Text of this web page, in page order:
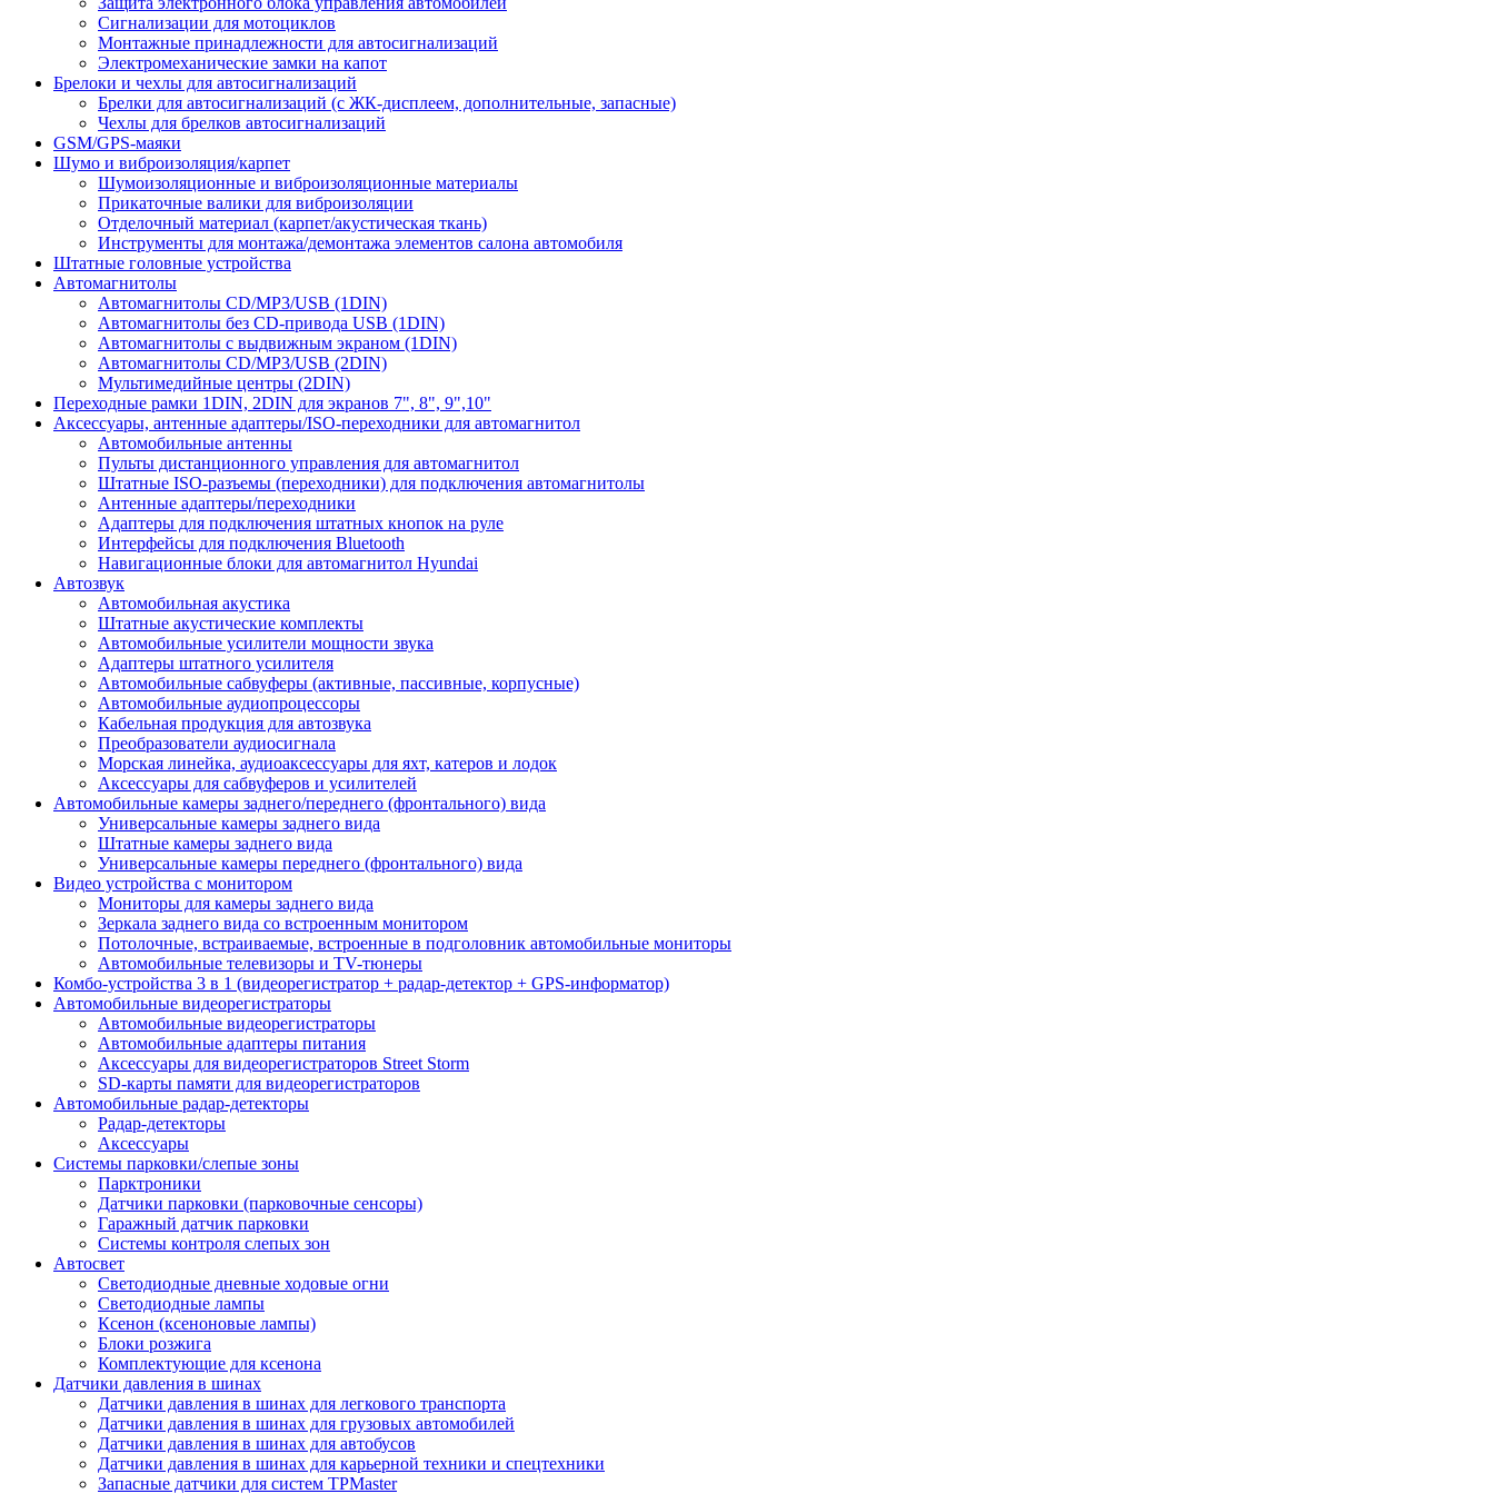
Сигнализации для мотоциклов
Монтажные принадлежности для автосигнализаций
Электромеханические замки на капот
Брелоки и чехлы для автосигнализаций
Брелки для автосигнализаций (с ЖК-дисплеем, дополнительные, запасные)
Чехлы для брелков автосигнализаций
GSM/GPS-маяки
Шумо и виброизоляция/карпет
Шумоизоляционные и виброизоляционные материалы
Прикаточные валики для виброизоляции
Отделочный материал (карпет/акустическая ткань)
Инструменты для монтажа/демонтажа элементов салона автомобиля
Штатные головные устройства
Автомагнитолы
Автомагнитолы CD/MP3/USB (1DIN)
Автомагнитолы без CD-привода USB (1DIN)
Автомагнитолы с выдвижным экраном (1DIN)
Автомагнитолы CD/MP3/USB (2DIN)
Мультимедийные центры (2DIN)
Переходные рамки 1DIN, 2DIN для экранов 7", 8", 9",10"
Аксессуары, антенные адаптеры/ISO-переходники для автомагнитол
Автомобильные антенны
Пульты дистанционного управления для автомагнитол
Штатные ISO-разъемы (переходники) для подключения автомагнитолы
Антенные адаптеры/переходники
Адаптеры для подключения штатных кнопок на руле
Интерфейсы для подключения Bluetooth
Навигационные блоки для автомагнитол Hyundai
Автозвук
Автомобильная акустика
Штатные акустические комплекты
Автомобильные усилители мощности звука
Адаптеры штатного усилителя
Автомобильные сабвуферы (активные, пассивные, корпусные)
Автомобильные аудиопроцессоры
Кабельная продукция для автозвука
Преобразователи аудиосигнала
Морская линейка, аудиоаксессуары для яхт, катеров и лодок
Аксессуары для сабвуферов и усилителей
Автомобильные камеры заднего/переднего (фронтального) вида
Универсальные камеры заднего вида
Штатные камеры заднего вида
Универсальные камеры переднего (фронтального) вида
Видео устройства c монитором
Мониторы для камеры заднего вида
Зеркала заднего вида со встроенным монитором
Потолочные, встраиваемые, встроенные в подголовник автомобильные мониторы
Автомобильные телевизоры и TV-тюнеры
Комбо-устройства 3 в 1 (видеорегистратор + радар-детектор + GPS-информатор)
Автомобильные видеорегистраторы
Автомобильные видеорегистраторы
Автомобильные адаптеры питания
Аксессуары для видеорегистраторов Street Storm
SD-карты памяти для видеорегистраторов
Автомобильные радар-детекторы
Радар-детекторы
Аксессуары
Системы парковки/слепые зоны
Парктроники
Датчики парковки (парковочные сенсоры)
Гаражный датчик парковки
Системы контроля слепых зон
Автосвет
Светодиодные дневные ходовые огни
Светодиодные лампы
Ксенон (ксеноновые лампы)
Блоки розжига
Комплектующие для ксенона
Датчики давления в шинах
Датчики давления в шинах для легкового транспорта
Датчики давления в шинах для грузовых автомобилей
Датчики давления в шинах для автобусов
Датчики давления в шинах для карьерной техники и спецтехники
Запасные датчики для систем TPMaster